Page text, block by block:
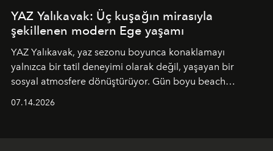
YAZ Yalıkavak: Üç kuşağın mirasıyla
şekillenen modern Ege yaşamı
YAZ Yalıkavak, yaz sezonu boyunca konaklamayı
yalnızca bir tatil deneyimi olarak değil, yaşayan bir
sosyal atmosfere dönüştürüyor. Gün boyu beach
07.14.2026